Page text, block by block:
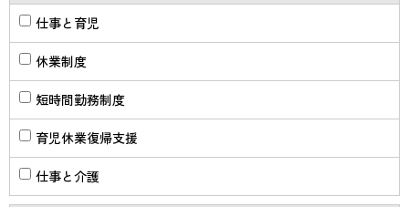
仕事と育児
休業制度
短時間勤務制度
育児休業復帰支援
仕事と介護